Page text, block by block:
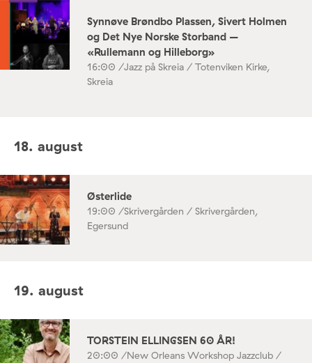
Synnøve Brøndbo Plassen, Sivert Holmen
og Det Nye Norske Storband –
«Rullemann og Hilleborg»
16:00 /Jazz på Skreia / Totenviken Kirke,
Skreia
18. august
Østerlide
19:00 /Skrivergården / Skrivergården,
Egersund
19. august
TORSTEIN ELLINGSEN 60 ÅR!
20:00 /New Orleans Workshop Jazzclub /